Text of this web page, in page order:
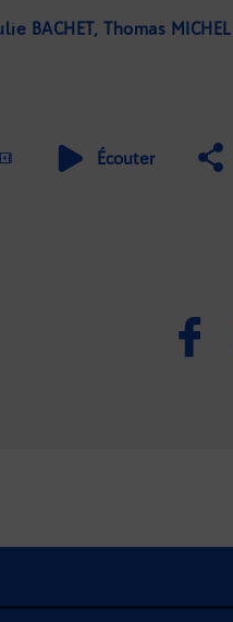
BACHET Thomas MICHEL
Écouter